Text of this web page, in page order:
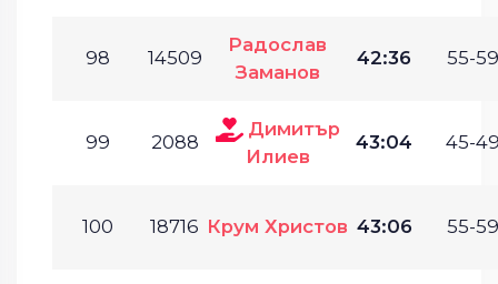
98 14509
Радослав
Заманов
42:36 55-
99 2088
Димитър
Илиев
43:04 45-
100 18716 Крум Христов 43:06 55-